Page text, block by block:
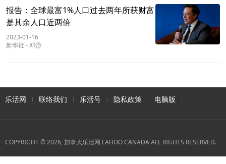
报告：全球最富1%人口过去两年所获财富
是其余人口近两倍
2023-01-16
新华社 -邓岱
乐活网 联络我们 乐活号 隐私政策 电脑版
COPYRIGHT © 2026, 加拿大乐活网 LAHOO CANADA ALL RIGHTS RESERVED.